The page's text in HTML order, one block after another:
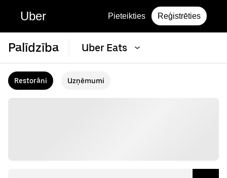
Uber Pieteikties Reģistrēties
Palīdzība Uber Eats
Restorāni Uzņēmumi